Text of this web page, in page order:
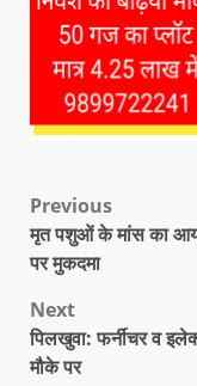
Previous
मृत पशुओं के मांस का
पर मुकदमा
Next
पिलखुवा: फर्नीचर व
मौके पर